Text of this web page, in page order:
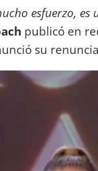
esfuerzo,
publicó en
su